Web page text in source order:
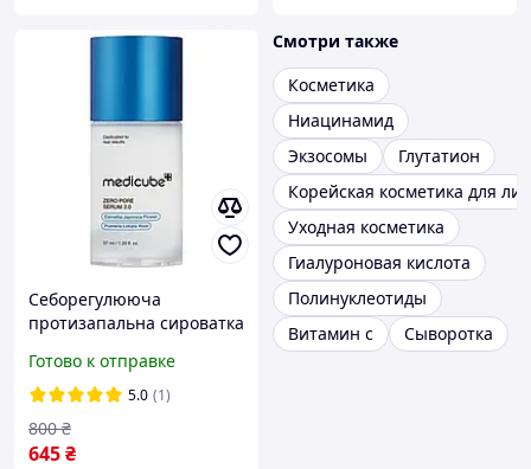
Себорегулююча
протизапальна сироватка
Serum 2.0, 37 мл
Готово к отправке
5.0 (1)
645₴
800 ₴
Смотри также
Косметика
Ниацинамид
Экзосомы
Глутатион
Корейская косметика для
Уходная косметика
Гиалуроновая кислота
Полинуклеотиды
Витамин c
Сыворотка